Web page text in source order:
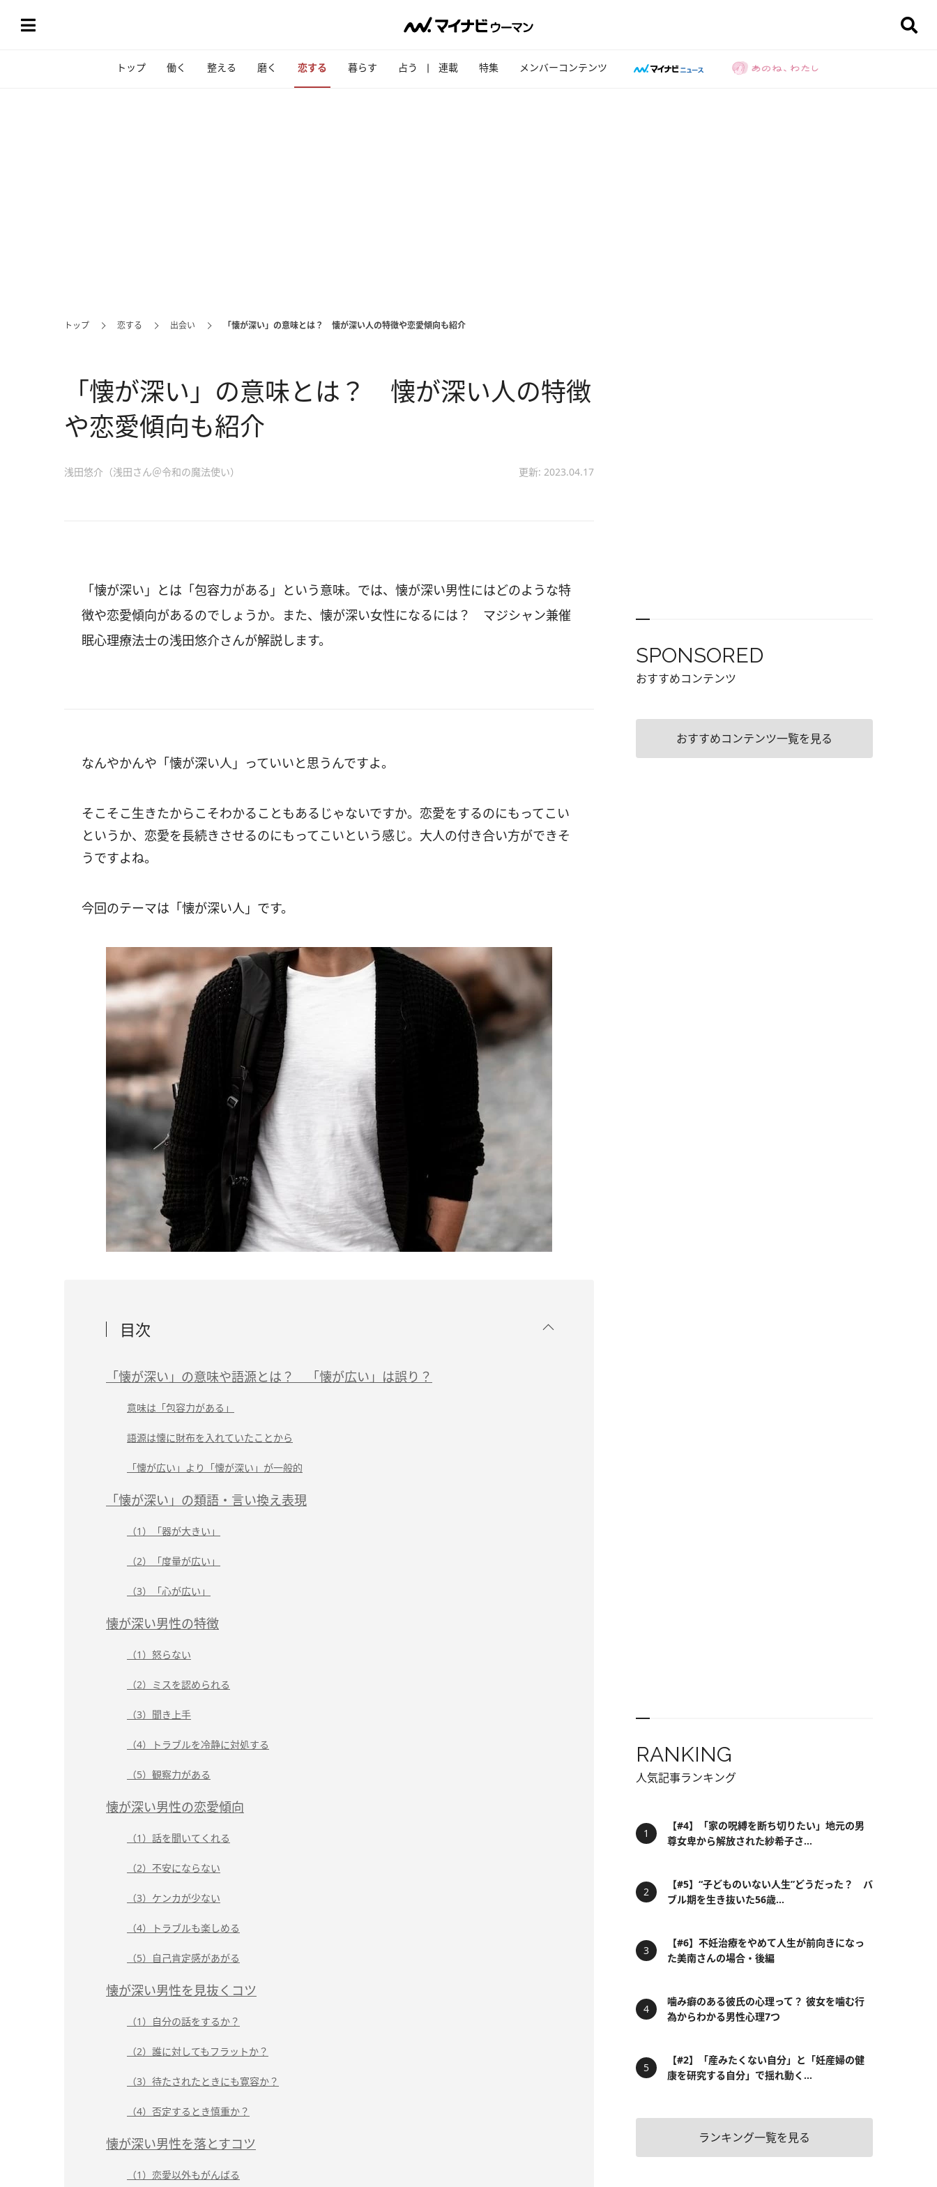
トップ 働く 整える 磨く 恋する 暮らす 占う 連載 特集 メンバーコンテンツ
トップ 恋する 出会い 「懐が深い」の意味とは？ 懐が深い人の特徴や恋愛傾向も紹介
「懐が深い」の意味とは？ 懐が深い人の特徴
や恋愛傾向も紹介
浅田悠介（浅田さん＠令和の魔法使い） 更新: 2023.04.17
「懐が深い」とは「包容力がある」という意味。では、懐が深い男性にはどのような特
徴や恋愛傾向があるのでしょうか。また、懐が深い女性になるには？ マジシャン兼催
眠心理療法士の浅田悠介さんが解説します。
なんやかんや「懐が深い人」っていいと思うんですよ。
そこそこ生きたからこそわかることもあるじゃないですか。恋愛をするのにもってこい
というか、恋愛を長続きさせるのにもってこいという感じ。大人の付き合い方ができそ
うですよね。
今回のテーマは「懐が深い人」です。
目次
「懐が深い」の意味や語源とは？ 「懐が広い」は誤り？
意味は「包容力がある」
語源は懐に財布を入れていたことから
「懐が広い」より「懐が深い」が一般的
「懐が深い」の類語・言い換え表現
（1）「器が大きい」
（2）「度量が広い」
（3）「心が広い」
懐が深い男性の特徴
（1）怒らない
（2）ミスを認められる
（3）聞き上手
（4）トラブルを冷静に対処する
（5）観察力がある
懐が深い男性の恋愛傾向
（1）話を聞いてくれる
（2）不安にならない
（3）ケンカが少ない
（4）トラブルも楽しめる
（5）自己肯定感があがる
懐が深い男性を見抜くコツ
（1）自分の話をするか？
（2）誰に対してもフラットか？
（3）待たされたときにも寛容か？
（4）否定するとき慎重か？
懐が深い男性を落とすコツ
（1）恋愛以外もがんばる
SPONSORED
おすすめコンテンツ
おすすめコンテンツ一覧を見る
RANKING
人気記事ランキング
【#4】「家の呪縛を断ち切りたい」地元の男
尊女卑から解放された紗希子さ...
【#5】“子どものいない人生”どうだった？ バ
ブル期を生き抜いた56歳...
【#6】不妊治療をやめて人生が前向きになっ
た美南さんの場合・後編
噛み癖のある彼氏の心理って？ 彼女を噛む行
為からわかる男性心理7つ
【#2】「産みたくない自分」と「妊産婦の健
康を研究する自分」で揺れ動く...
ランキング一覧を見る